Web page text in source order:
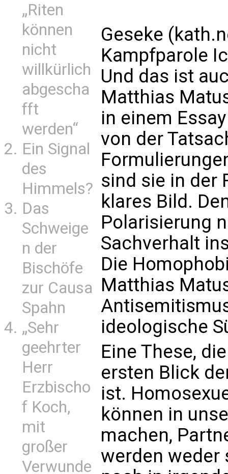
„Riten
können
nicht
willkürlich
abgescha
fft
werden“
Ein Signal
des
Himmels?
Das
Schweige
n der
Bischöfe
zur Causa
Spahn
„Sehr
geehrter
Herr
Erzbischo
f Koch,
mit
großer
Verwunde
Geseke
Kampfparole
Und das ist
Matthias
in einem
von der
sind sie in der
klares Bild.
Polarisierung
Sachverhalt
Die
Matthias
ideologische
Eine These,
ersten Blick
ist.
können in
machen,
werden